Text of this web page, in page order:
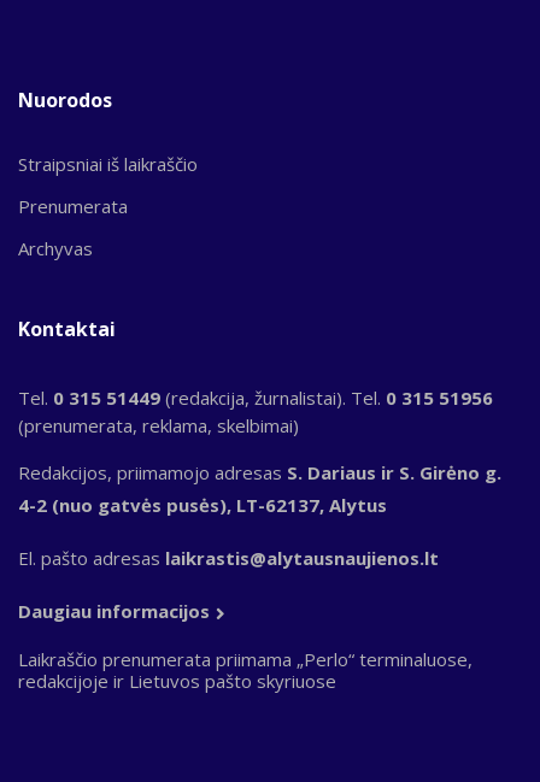
Nuorodos
Straipsniai iš laikraščio
Prenumerata
Archyvas
Kontaktai
Tel. 0 315 51449 (redakcija, žurnalistai). Tel. 0 315 51956
(prenumerata, reklama, skelbimai)
Redakcijos, priimamojo adresas S. Dariaus ir S. Girėno g.
4-2 (nuo gatvės pusės), LT-62137, Alytus
El. pašto adresas laikrastis@alytausnaujienos.lt
Daugiau informacijos
Laikraščio prenumerata priimama „Perlo“ terminaluose,
redakcijoje ir Lietuvos pašto skyriuose